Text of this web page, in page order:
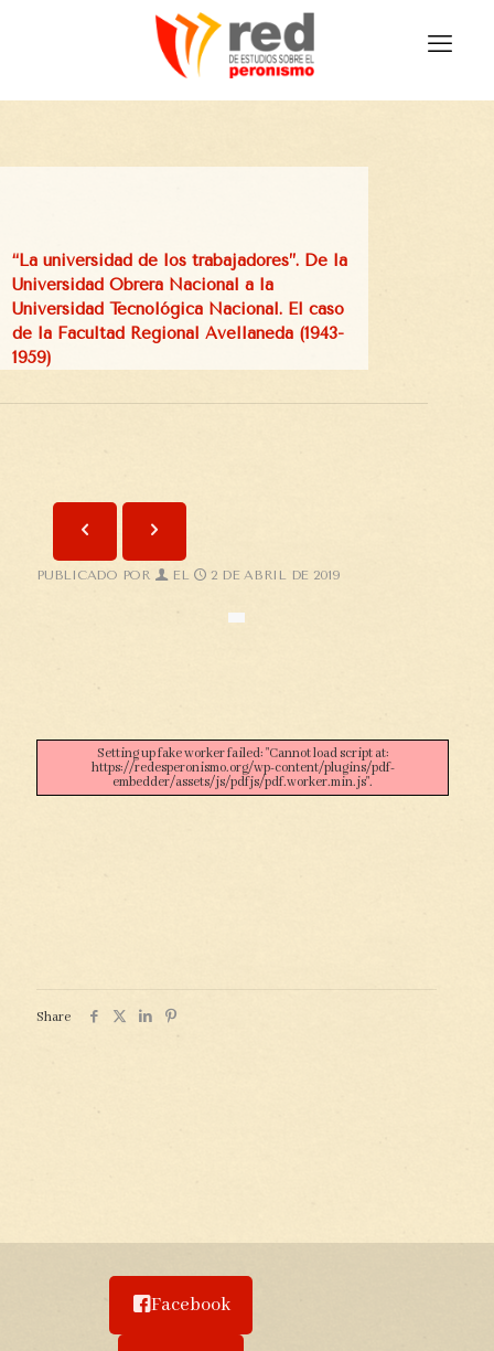
“La universidad de los trabajadores”. De la
Universidad Obrera Nacional a la
Universidad Tecnológica Nacional. El caso
de la Facultad Regional Avellaneda (1943-
1959)
PUBLICADO POR EL 2 DE ABRIL DE 2019
Setting up fake worker failed: "Cannot load script at:
https://redesperonismo.org/wp-content/plugins/pdf-
embedder/assets/js/pdfjs/pdf.worker.min.js".
Share
Facebook